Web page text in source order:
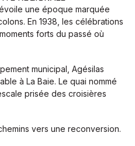
une époque marquée
En 1938, les célébrations
forts du passé où
municipal, Agésilas
à La Baie. Le quai nommé
prisée des croisières
vers une reconversion.